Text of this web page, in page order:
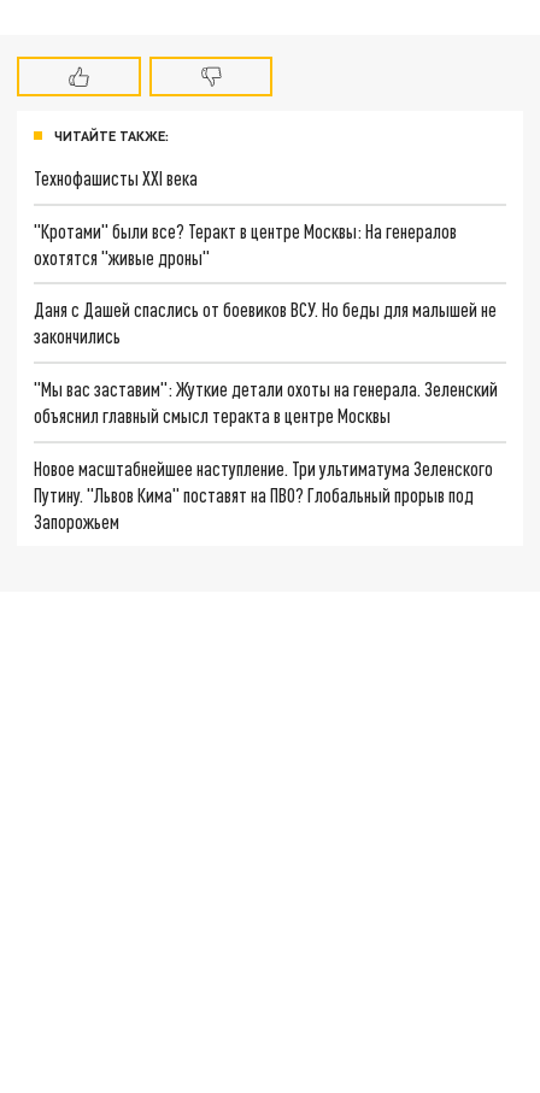
ЧИТАЙТЕ ТАКЖЕ:
Технофашисты XXI века
"Кротами" были все? Теракт в центре Москвы: На генералов
охотятся "живые дроны"
Даня с Дашей спаслись от боевиков ВСУ. Но беды для малышей не
закончились
"Мы вас заставим": Жуткие детали охоты на генерала. Зеленский
объяснил главный смысл теракта в центре Москвы
Новое масштабнейшее наступление. Три ультиматума Зеленского
Путину. "Львов Кима" поставят на ПВО? Глобальный прорыв под
Запорожьем